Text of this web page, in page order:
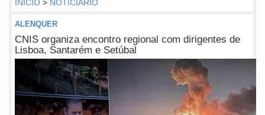
INÍCIO > NOTICIÁRIO
ALENQUER
CNIS organiza encontro regional com dirigentes de
Lisboa, Santarém e Setúbal